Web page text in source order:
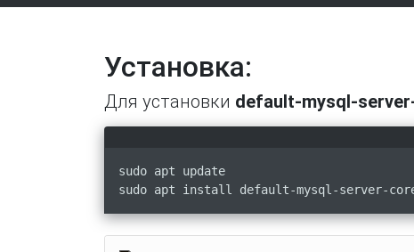
Установка:
Для установки default-mysql-
sudo apt update
sudo apt install default-mysql-server-